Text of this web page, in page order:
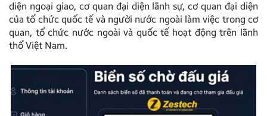
diện ngoại giao, cơ quan đại diện lãnh sự, cơ quan đại diện
của tổ chức quốc tế và người nước ngoài làm việc trong cơ
quan, tổ chức nước ngoài và quốc tế hoạt động trên lãnh
thổ Việt Nam.